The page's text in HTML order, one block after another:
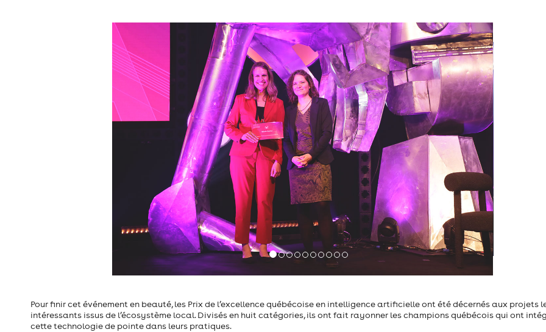
Pour finir cet événement en beauté, les Prix de l’excellence québécoise en intelligence artificielle ont été décernés aux projets
intéressants issus de l’écosystème local. Divisés en huit catégories, ils ont fait rayonner les champions québécois qui ont
cette technologie de pointe dans leurs pratiques.